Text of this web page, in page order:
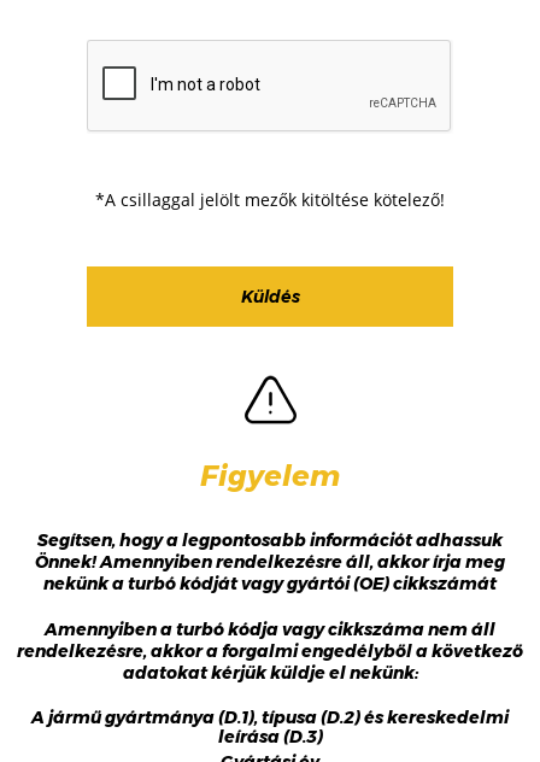
*A csillaggal jelölt mezők kitöltése kötelező!
Figyelem
Segítsen, hogy a legpontosabb információt adhassuk
Önnek! Amennyiben rendelkezésre áll, akkor írja meg
nekünk a turbó kódját vagy gyártói (OE) cikkszámát
Amennyiben a turbó kódja vagy cikkszáma nem áll
rendelkezésre, akkor a forgalmi engedélyből a következő
adatokat kérjük küldje el nekünk:
A jármű gyártmánya (D.1), típusa (D.2) és kereskedelmi
leírása (D.3)